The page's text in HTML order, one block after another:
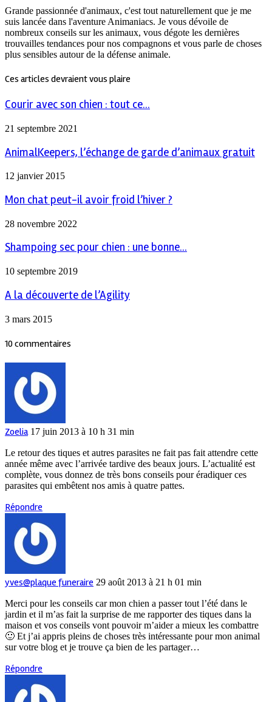
Grande passionnée d'animaux, c'est tout naturellement que je me
suis lancée dans l'aventure Animaniacs. Je vous dévoile de
nombreux conseils sur les animaux, vous dégote les dernières
trouvailles tendances pour nos compagnons et vous parle de choses
plus sensibles autour de la défense animale.
Ces articles devraient vous plaire
Courir avec son chien : tout ce...
21 septembre 2021
AnimalKeepers, l’échange de garde d’animaux gratuit
12 janvier 2015
Mon chat peut-il avoir froid l’hiver ?
28 novembre 2022
Shampoing sec pour chien : une bonne...
10 septembre 2019
A la découverte de l’Agility
3 mars 2015
10 commentaires
Zoelia 17 juin 2013 à 10 h 31 min
Le retour des tiques et autres parasites ne fait pas fait attendre cette
année même avec l’arrivée tardive des beaux jours. L’actualité est
complète, vous donnez de très bons conseils pour éradiquer ces
parasites qui embêtent nos amis à quatre pattes.
Répondre
yves@plaque funeraire 29 août 2013 à 21 h 01 min
Merci pour les conseils car mon chien a passer tout l’été dans le
jardin et il m’as fait la surprise de me rapporter des tiques dans la
maison et vos conseils vont pouvoir m’aider a mieux les combattre
🙂 Et j’ai appris pleins de choses très intéressante pour mon animal
sur votre blog et je trouve ça bien de les partager…
Répondre